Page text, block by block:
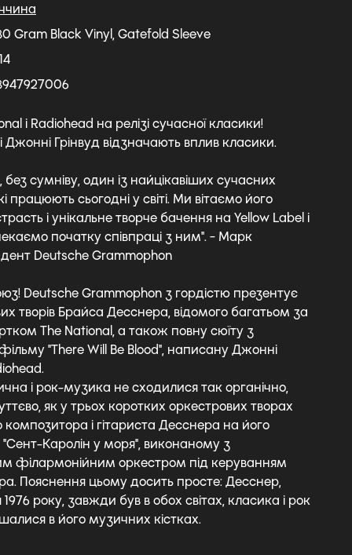
Gram Black Vinyl, Gatefold Sleeve
і Radiohead на релізі сучасної класики!
Грінвуд відзначають вплив класики.
сумніву, один із найцікавіших сучасних
працюють сьогодні у світі. Ми вітаємо його
і унікальне творче бачення на Yellow Label і
початку співпраці з ним". - Марк
Deutsche Grammophon
Deutsche Grammophon з гордістю презентує
творів Брайса Десснера, відомого багатьом за
The National, а також повну сюїту з
"There Will Be Blood", написану Джонні
і рок-музика не сходилися так органічно,
як у трьох коротких оркестрових творах
і гітариста Десснера на його
Каролін у моря", виконаному з
філармонійним оркестром під керуванням
Пояснення цьому досить просте: Десснер,
року, завжди був в обох світах, класика і рок
в його музичних кістках.